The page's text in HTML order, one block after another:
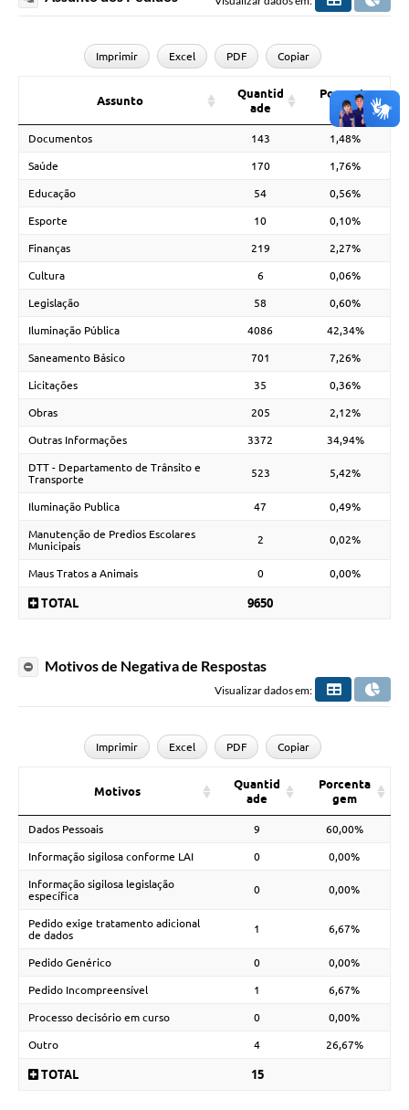
Imprimir Excel PDF Copiar
Assunto
Quantid
ade
Porcenta
gem
Documentos 143 1,48%
Saúde 170 1,76%
Educação 54 0,56%
Esporte 10 0,10%
Finanças 219 2,27%
Cultura 6 0,06%
Legislação 58 0,60%
Iluminação Pública 4086 42,34%
Saneamento Básico 701 7,26%
Licitações 35 0,36%
Obras 205 2,12%
Outras Informações 3372 34,94%
DTT - Departamento de Trânsito e
Transporte
523 5,42%
Iluminação Publica 47 0,49%
Manutenção de Predios Escolares
Municipais
2 0,02%
Maus Tratos a Animais 0 0,00%
TOTAL 9650
Motivos de Negativa de Respostas
Visualizar dados em:
Imprimir Excel PDF Copiar
Motivos
Quantid
ade
Porcenta
gem
Dados Pessoais 9 60,00%
Informação sigilosa conforme LAI 0 0,00%
Informação sigilosa legislação
específica
0 0,00%
Pedido exige tratamento adicional
de dados
1 6,67%
Pedido Genérico 0 0,00%
Pedido Incompreensível 1 6,67%
Processo decisório em curso 0 0,00%
Outro 4 26,67%
TOTAL 15